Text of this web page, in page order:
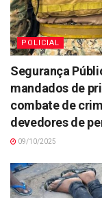
POLICIAL
Segurança
mandados de
combate de
devedores de
09/10/2025